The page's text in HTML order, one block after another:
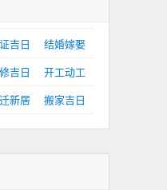
吉日
结婚嫁娶
吉日
开工动工
新居 搬家吉日